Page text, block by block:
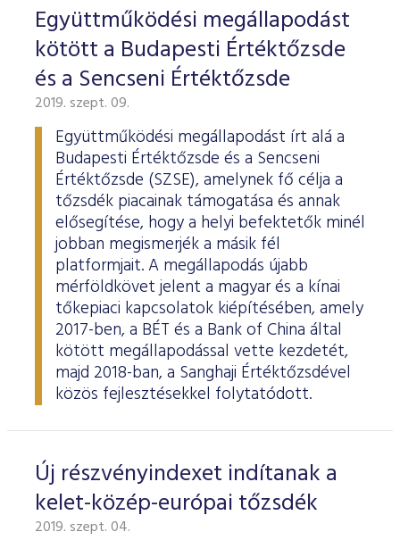
ESG Útmutató
Együttműködési megállapodást
kötött a Budapesti Értéktőzsde
és a Sencseni Értéktőzsde
2019. szept. 09.
Együttműködési megállapodást írt alá a
Budapesti Értéktőzsde és a Sencseni
Értéktőzsde (SZSE), amelynek fő célja a
tőzsdék piacainak támogatása és annak
elősegítése, hogy a helyi befektetők minél
jobban megismerjék a másik fél
platformjait. A megállapodás újabb
mérföldkövet jelent a magyar és a kínai
tőkepiaci kapcsolatok kiépítésében, amely
2017-ben, a BÉT és a Bank of China által
kötött megállapodással vette kezdetét,
majd 2018-ban, a Sanghaji Értéktőzsdével
közös fejlesztésekkel folytatódott.
Új részvényindexet indítanak a
kelet-közép-európai tőzsdék
2019. szept. 04.